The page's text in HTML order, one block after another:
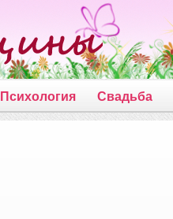
Психология Свадьба